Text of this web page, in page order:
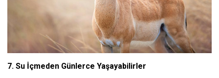
7. Su İçmeden Günlerce Yaşayabilirler